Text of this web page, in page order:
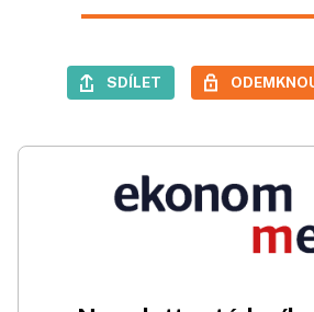
SDÍLET